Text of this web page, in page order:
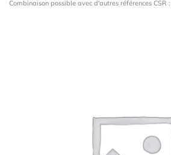
Combinaison possible avec d'autres références CSR :